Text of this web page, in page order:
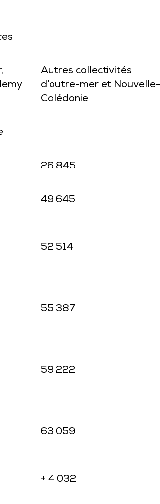
Autres collectivités
d’outre-mer et Nouvelle-
Calédonie
26 845
49 645
52 514
55 387
59 222
63 059
+ 4 032